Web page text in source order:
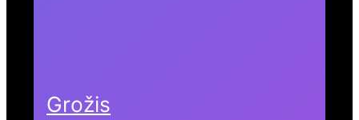
Grožis